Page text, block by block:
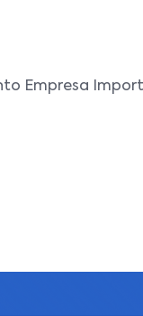
Empresa